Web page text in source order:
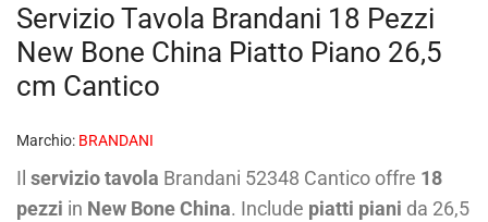
Servizio Tavola Brandani 18 Pezzi
New Bone China Piatto Piano 26,5
cm Cantico
Marchio: BRANDANI
Il servizio tavola Brandani 52348 Cantico offre 18
pezzi in New Bone China. Include piatti piani da 26,5